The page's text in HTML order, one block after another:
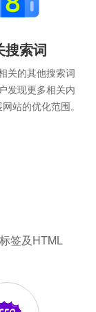
搜索词
关的其他搜索词
发现更多相关内
站的优化范围。
签及HTML